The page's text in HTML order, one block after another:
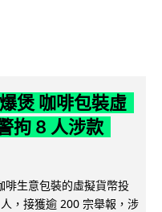
煲 咖啡包裝虛
拘 8 人涉款
啡生意包裝的虛擬貨幣投
，接獲逾 200 宗舉報，涉